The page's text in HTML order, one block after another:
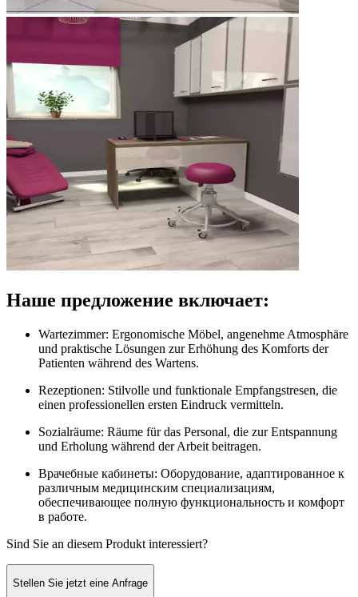
Наше предложение включает:
Wartezimmer: Ergonomische Möbel, angenehme Atmosphäre
und praktische Lösungen zur Erhöhung des Komforts der
Patienten während des Wartens.
Rezeptionen: Stilvolle und funktionale Empfangstresen, die
einen professionellen ersten Eindruck vermitteln.
Sozialräume: Räume für das Personal, die zur Entspannung
und Erholung während der Arbeit beitragen.
Врачебные кабинеты: Оборудование, адаптированное к
различным медицинским специализациям,
обеспечивающее полную функциональность и комфорт
в работе.
Sind Sie an diesem Produkt interessiert?
Stellen Sie jetzt eine Anfrage